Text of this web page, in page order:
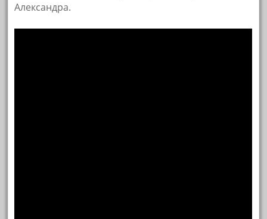
Александра.